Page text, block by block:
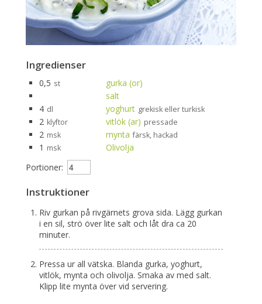
Ingredienser
0,5 st
gurka (or)
salt
4 dl yoghurt grekisk eller turkisk
2 klyftor vitlök (ar) pressade
2 msk mynta färsk, hackad
1 msk
Olivolja
Portioner:
Instruktioner
Riv gurkan på rivgärnets grova sida. Lägg gurkan
i en sil, strö över lite salt och låt dra ca 20
minuter.
Pressa ur all vätska. Blanda gurka, yoghurt,
vitlök, mynta och olivolja. Smaka av med salt.
Klipp lite mynta över vid servering.